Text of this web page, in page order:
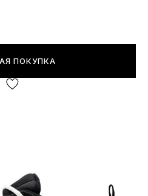
ПОКУПКА